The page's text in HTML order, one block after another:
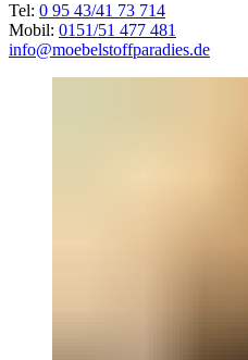
Tel: 0 95 43/41 73 714
Mobil: 0151/51 477 481
info@moebelstoffparadies.de